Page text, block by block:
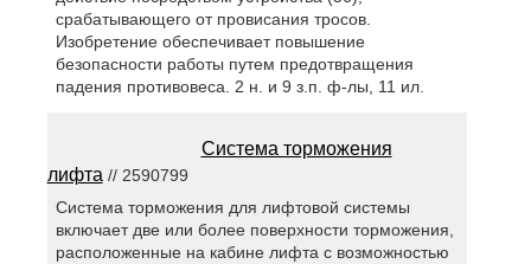
срабатывающего от провисания тросов.
Изобретение обеспечивает повышение
безопасности работы путем предотвращения
падения противовеса. 2 н. и 9 з.п. ф-лы, 11 ил.
Система торможения
лифта // 2590799
Система торможения для лифтовой системы
включает две или более поверхности торможения,
расположенные на кабине лифта с возможностью